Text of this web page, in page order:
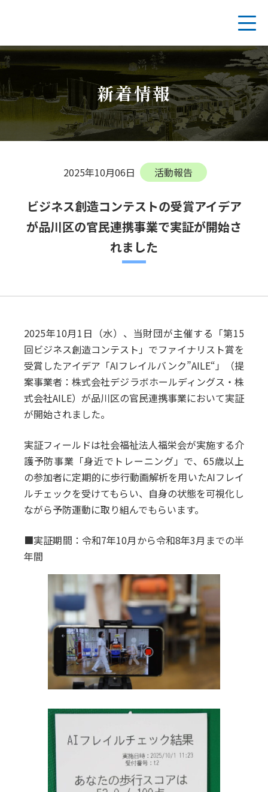
新着情報
2025年10月06日 活動報告
ビジネス創造コンテストの受賞アイデア
が品川区の官民連携事業で実証が開始さ
れました
2025年10月1日（水）、当財団が主催する「第15
回ビジネス創造コンテスト」でファイナリスト賞を
受賞したアイデア「AIフレイルバンク”AILE“」（提
案事業者：株式会社デジラボホールディングス・株
式会社AILE）が品川区の官民連携事業において実証
が開始されました。
実証フィールドは社会福祉法人福栄会が実施する介
護予防事業「身近でトレーニング」で、65歳以上
の参加者に定期的に歩行動画解析を用いたAIフレイ
ルチェックを受けてもらい、自身の状態を可視化し
ながら予防運動に取り組んでもらいます。
■実証期間：令和7年10月から令和8年3月までの半
年間